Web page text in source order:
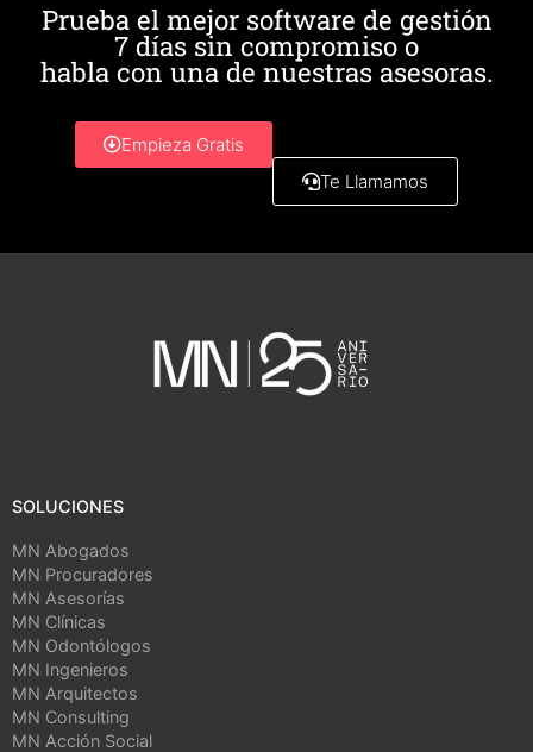
Prueba el mejor software de gestión
7 días sin compromiso o
habla con una de nuestras asesoras.
Empieza Gratis
Te Llamamos
SOLUCIONES
MN Abogados
MN Procuradores
MN Asesorías
MN Clínicas
MN Odontólogos
MN Ingenieros
MN Arquitectos
MN Consulting
MN Acción Social